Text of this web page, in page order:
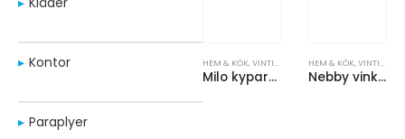
Kontor
Paraplyer
HEM & KÖK,VINTILLBEHÖR
Milo kyparkorkskruv
HEM & KÖK,VINTILLBEHÖR
Nebby vinkorkskruv